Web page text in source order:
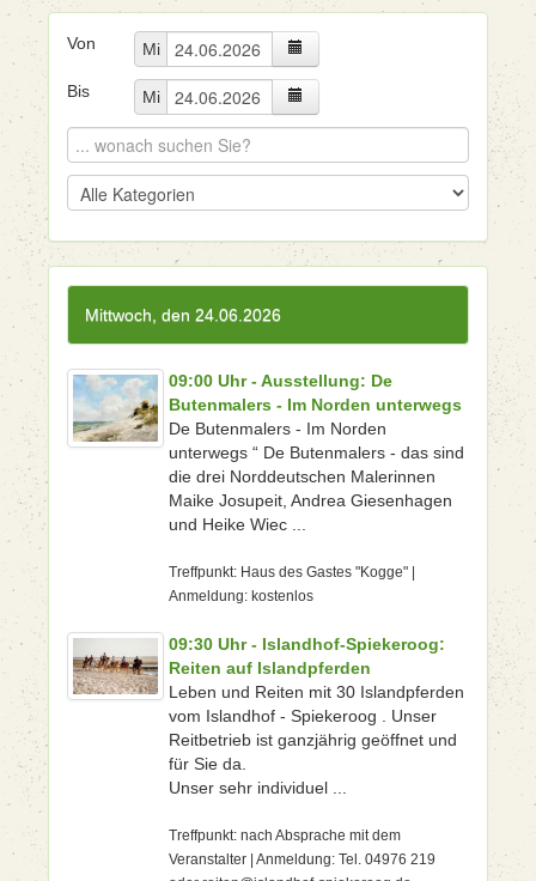
Von Mi
Bis Mi
Mittwoch, den 24.06.2026
09:00 Uhr - Ausstellung: De
Butenmalers - Im Norden unterwegs
De Butenmalers - Im Norden
unterwegs “ De Butenmalers - das sind
die drei Norddeutschen Malerinnen
Maike Josupeit, Andrea Giesenhagen
und Heike Wiec ...
Treffpunkt: Haus des Gastes "Kogge" |
Anmeldung: kostenlos
09:30 Uhr - Islandhof-Spiekeroog:
Reiten auf Islandpferden
Leben und Reiten mit 30 Islandpferden
vom Islandhof - Spiekeroog . Unser
Reitbetrieb ist ganzjährig geöffnet und
für Sie da.
Unser sehr individuel ...
Treffpunkt: nach Absprache mit dem
Veranstalter | Anmeldung: Tel. 04976 219